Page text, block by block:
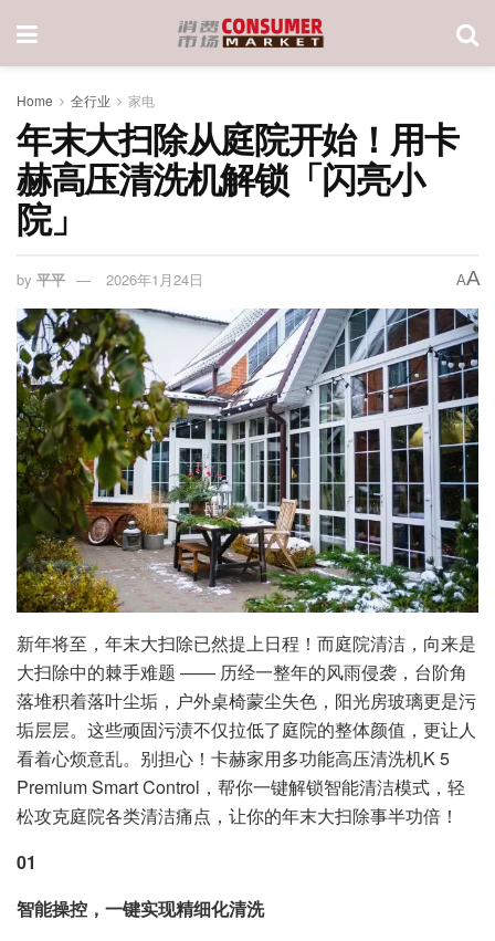
Home 全行业 家电
年末大扫除从庭院开始！用卡
赫高压清洗机解锁「闪亮小
院」
by 平平 2026年1月24日 AA
新年将至，年末大扫除已然提上日程！而庭院清洁，向来是
大扫除中的棘手难题 —— 历经一整年的风雨侵袭，台阶角
落堆积着落叶尘垢，户外桌椅蒙尘失色，阳光房玻璃更是污
垢层层。这些顽固污渍不仅拉低了庭院的整体颜值，更让人
看着心烦意乱。别担心！卡赫家用多功能高压清洗机K 5
Premium Smart Control，帮你一键解锁智能清洁模式，轻
松攻克庭院各类清洁痛点，让你的年末大扫除事半功倍！
01
智能操控，一键实现精细化清洗